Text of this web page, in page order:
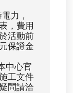
力，
，費用
活動前
保證金
中心官
工文件
問請洽